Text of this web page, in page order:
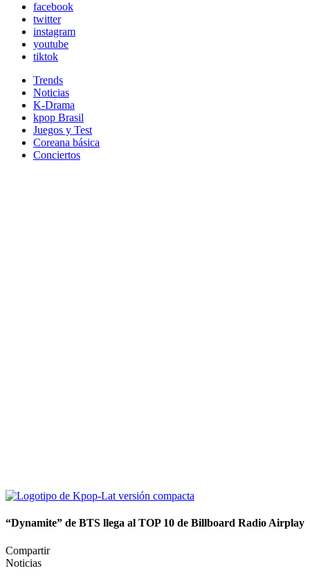
facebook
twitter
instagram
youtube
tiktok
Trends
Noticias
K-Drama
kpop Brasil
Juegos y Test
Coreana básica
Conciertos
“Dynamite” de BTS llega al TOP 10 de Billboard Radio Airplay
Compartir
Noticias